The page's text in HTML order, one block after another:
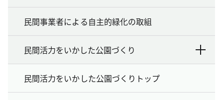
民間事業者による自主的緑化の取組
民間活力をいかした公園づくり
民間活力をいかした公園づくりトップ